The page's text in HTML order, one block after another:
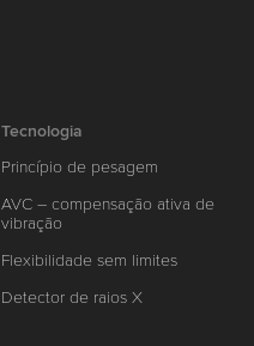
Tecnologia
Princípio de pesagem
AVC – compensação ativa de
vibração
Flexibilidade sem limites
Detector de raios X